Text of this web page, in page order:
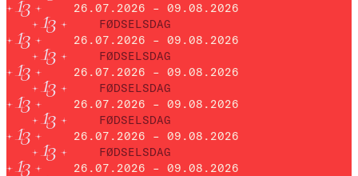
26.07.2026 – 09.08.2026
FØDSELSDAG
26.07.2026 – 09.08.2026
FØDSELSDAG
26.07.2026 – 09.08.2026
FØDSELSDAG
26.07.2026 – 09.08.2026
FØDSELSDAG
26.07.2026 – 09.08.2026
FØDSELSDAG
26.07.2026 – 09.08.2026